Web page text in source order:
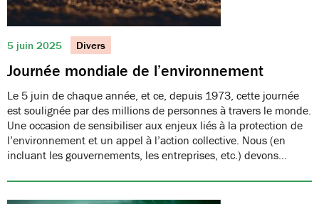
5 juin 2025 Divers
Journée mondiale de l’environnement
Le 5 juin de chaque année, et ce, depuis 1973, cette journée
est soulignée par des millions de personnes à travers le monde.
Une occasion de sensibiliser aux enjeux liés à la protection de
l’environnement et un appel à l’action collective. Nous (en
incluant les gouvernements, les entreprises, etc.) devons…